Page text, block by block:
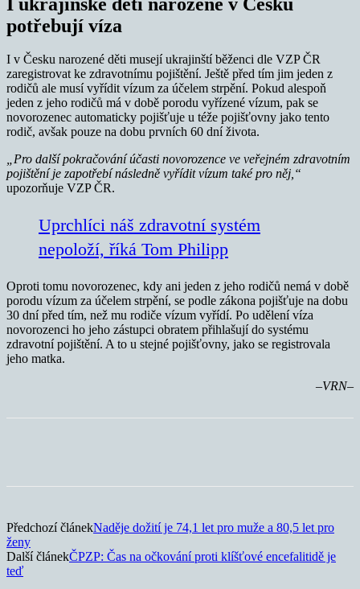
potřebují víza
I v Česku narozené děti musejí ukrajinští běženci dle VZP ČR
zaregistrovat ke zdravotnímu pojištění. Ještě před tím jim jeden z
rodičů ale musí vyřídit vízum za účelem strpění. Pokud alespoň
jeden z jeho rodičů má v době porodu vyřízené vízum, pak se
novorozenec automaticky pojišťuje u téže pojišťovny jako tento
rodič, avšak pouze na dobu prvních 60 dní života.
„Pro další pokračování účasti novorozence ve veřejném zdravotním
pojištění je zapotřebí následně vyřídit vízum také pro něj,“
upozorňuje VZP ČR.
Uprchlíci náš zdravotní systém
nepoloží, říká Tom Philipp
Oproti tomu novorozenec, kdy ani jeden z jeho rodičů nemá v době
porodu vízum za účelem strpění, se podle zákona pojišťuje na dobu
30 dní před tím, než mu rodiče vízum vyřídí. Po udělení víza
novorozenci ho jeho zástupci obratem přihlašují do systému
zdravotní pojištění. A to u stejné pojišťovny, jako se registrovala
jeho matka.
–VRN–
Předchozí článekNaděje dožití je 74,1 let pro muže a 80,5 let pro
ženy
Další článekČPZP: Čas na očkování proti klíšťové encefalitidě je
teď